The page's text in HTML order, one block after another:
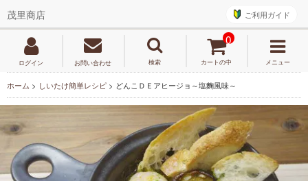
茂里商店 ご利用ガイド
ログイン お問い合わせ 検索 カートの中
0
メニュー
ホーム > しいたけ簡単レシピ > どんこＤＥアヒージョ～塩麴風味～